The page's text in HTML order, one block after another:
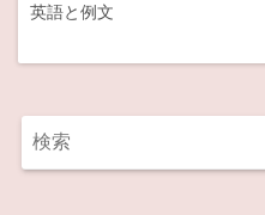
英語と例文